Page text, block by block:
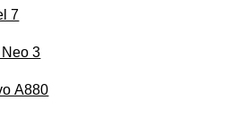
7
3
A880